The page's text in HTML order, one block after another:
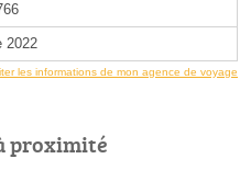
2022
les informations de mon agence de voyage
proximité